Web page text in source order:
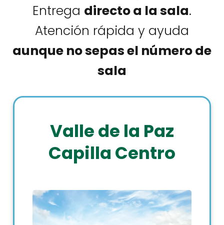
Entrega directo a la sala.
Atención rápida y ayuda
aunque no sepas el número de
sala
Valle de la Paz
Capilla Centro